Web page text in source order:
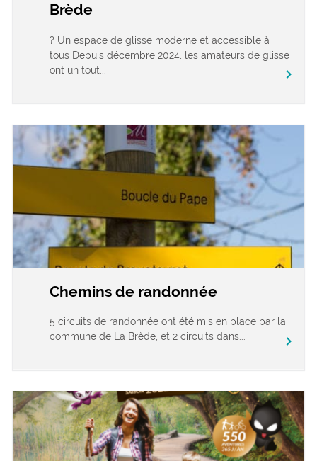
Brède
? Un espace de glisse moderne et accessible à
tous Depuis décembre 2024, les amateurs de glisse
ont un tout...
chevron_right
Chemins de randonnée
5 circuits de randonnée ont été mis en place par la
commune de La Brède, et 2 circuits dans...
chevron_right